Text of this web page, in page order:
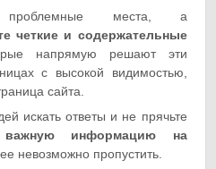
места, а
четкие и содержательные
напрямую решают эти
с высокой видимостью,
сайта.
искать ответы и не прячьте
важную информацию на
ее невозможно пропустить.